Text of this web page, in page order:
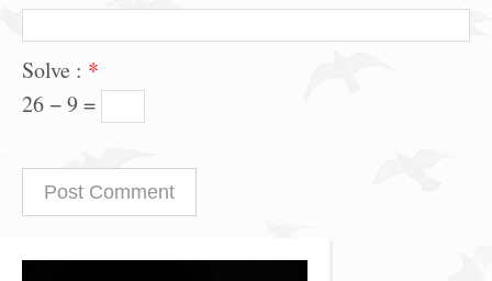
Solve : *
26 − 9 =